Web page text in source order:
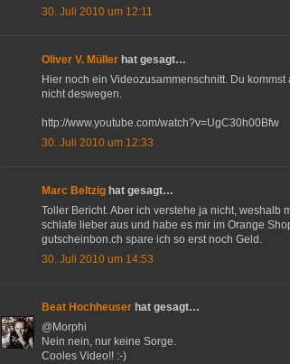
30. Juli 2010 um 12:11
Oliver V. Müller hat gesagt…
Hier noch ein Videozusammenschnitt. Du
nicht deswegen.
http://www.youtube.com/watch?v=UgC30h00Bfw
30. Juli 2010 um 12:33
Marc Beltzig hat gesagt…
Toller Bericht. Aber ich verstehe ja nicht, weshalb
schlafe lieber aus und habe es mir im Orange
gutscheinbon.ch spare ich so erst noch Geld.
30. Juli 2010 um 14:53
Beat Hochheuser hat gesagt…
@Morphi
Nein nein, nur keine Sorge.
Cooles Video!! :-)